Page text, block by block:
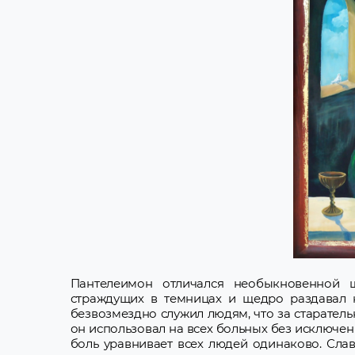
Пантелеимон отличался
страждущих в темницах и щедро раздавал
безвозмездно служил людям, что за
он использовал на всех больных без
боль уравнивает всех людей одинаково.